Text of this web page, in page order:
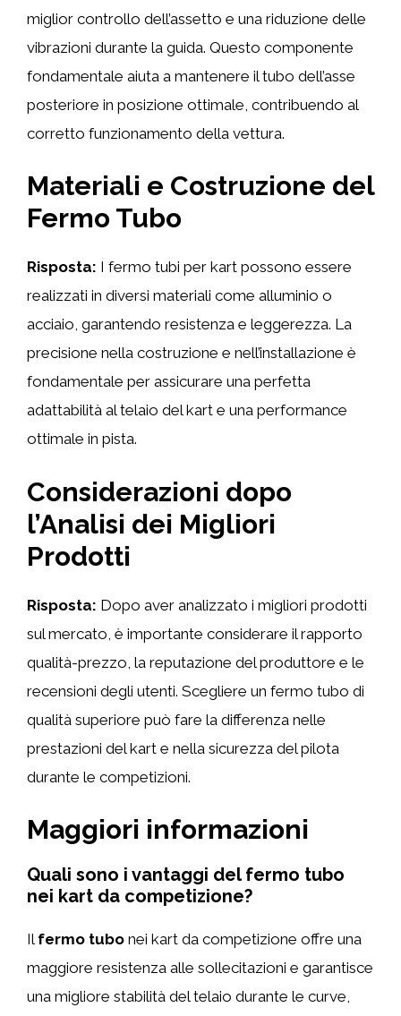
miglior controllo dell’assetto e una riduzione delle
vibrazioni durante la guida. Questo componente
fondamentale aiuta a mantenere il tubo dell’asse
posteriore in posizione ottimale, contribuendo al
corretto funzionamento della vettura.
Materiali e Costruzione del
Fermo Tubo
Risposta: I fermo tubi per kart possono essere
realizzati in diversi materiali come alluminio o
acciaio, garantendo resistenza e leggerezza. La
precisione nella costruzione e nell’installazione è
fondamentale per assicurare una perfetta
adattabilità al telaio del kart e una performance
ottimale in pista.
Considerazioni dopo
l’Analisi dei Migliori
Prodotti
Risposta: Dopo aver analizzato i migliori prodotti
sul mercato, è importante considerare il rapporto
qualità-prezzo, la reputazione del produttore e le
recensioni degli utenti. Scegliere un fermo tubo di
qualità superiore può fare la differenza nelle
prestazioni del kart e nella sicurezza del pilota
durante le competizioni.
Maggiori informazioni
Quali sono i vantaggi del fermo tubo
nei kart da competizione?
Il fermo tubo nei kart da competizione offre una
maggiore resistenza alle sollecitazioni e garantisce
una migliore stabilità del telaio durante le curve,